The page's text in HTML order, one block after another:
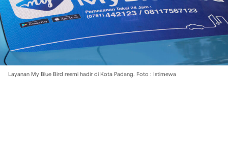
Layanan My Blue Bird resmi hadir di Kota Padang. Foto : Istimewa